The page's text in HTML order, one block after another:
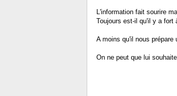
L'information fait sourire
Toujours est-il qu'il y a fort
A moins qu'il nous prépare
On ne peut que lui